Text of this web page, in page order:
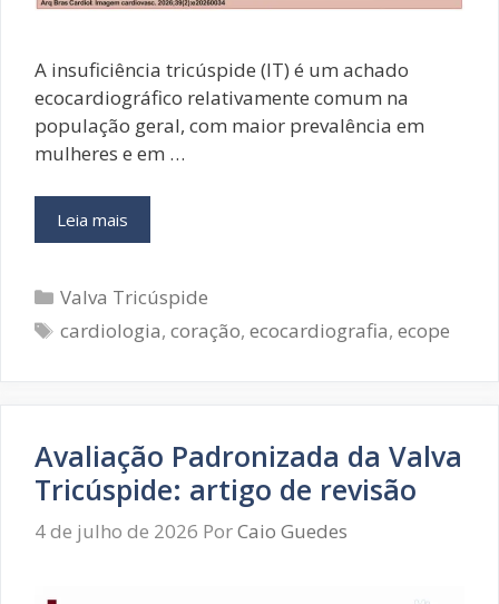
A insuficiência tricúspide (IT) é um achado
ecocardiográfico relativamente comum na
população geral, com maior prevalência em
mulheres e em …
Leia mais
Padronizada
Valva
Tricúspide:
artigo
Categorias
Valva Tricúspide
Tags
cardiologia,coração,ecocardiografia,ecope
Avaliação Padronizada da Valva
Tricúspide: artigo de revisão
4 de julho de 2026 PorCaio Guedes